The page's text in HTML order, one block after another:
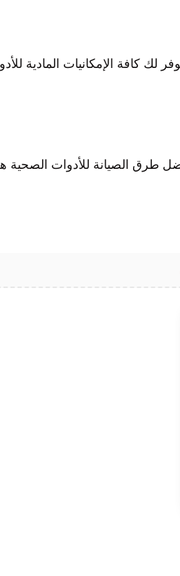
لك كافة الإمكانيات المادية
طرق الصيانة للأدوات الصحية